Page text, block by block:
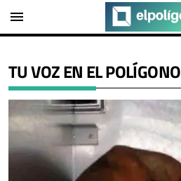
menu
TU VOZ EN EL POLÍGONO